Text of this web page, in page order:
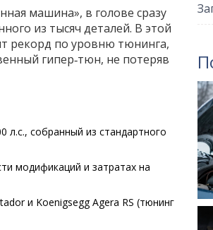
машина», в голове сразу
из тысяч деталей. В этой
рекорд по уровню тюнинга,
гипер‑тюн, не потеряв
л.с., собранный из стандартного
модификаций и затратах на
и Koenigsegg Agera RS (тюнинг